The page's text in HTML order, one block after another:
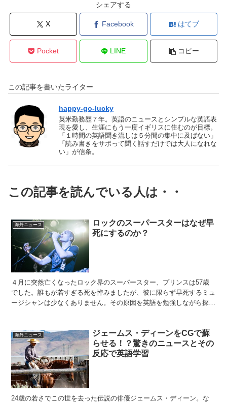
シェアする
X Facebook はてブ
Pocket LINE コピー
この記事を書いたライター
happy-go-lucky
英米勤務歴７年。英語のニュースとシンプルな英語表
現を愛し、生涯にもう一度イギリスに住むのが目標。
「１時間の英語聞き流しは５分間の集中に及ばない」
「読み書きをサボって聞く話すだけでは大人になれな
い」が信条。
この記事を読んでいる人は・・
海外ニュース
ロックのスーパースターはなぜ早
死にするのか？
４月に突然亡くなったロック界のスーパースター、プリンスは57歳
でした。誰もが若すぎる死を悼みましたが、彼に限らず早死するミュ
ージシャンは少なくありません。その原因を英語を勉強しながら探っ
海外ニュース
ジェームス・ディーンをCGで蘇
らせる！？驚きのニュースとその
反応で英語学習
24歳の若さでこの世を去った伝説の俳優ジェームス・ディーン。な